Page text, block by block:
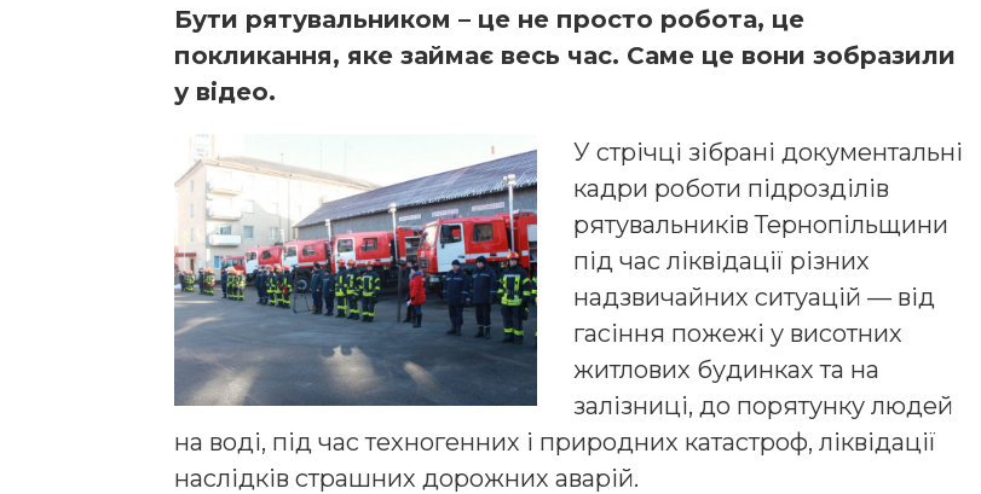
Бути рятувальником – це не просто робота, це
покликання, яке займає весь час. Саме це вони зобразили
у відео.
У стрічці зібрані документальні
кадри роботи підрозділів
рятувальників Тернопільщини
під час ліквідації різних
надзвичайних ситуацій — від
гасіння пожежі у висотних
житлових будинках та на
залізниці, до порятунку людей
на воді, під час техногенних і природних катастроф, ліквідації
наслідків страшних дорожних аварій.